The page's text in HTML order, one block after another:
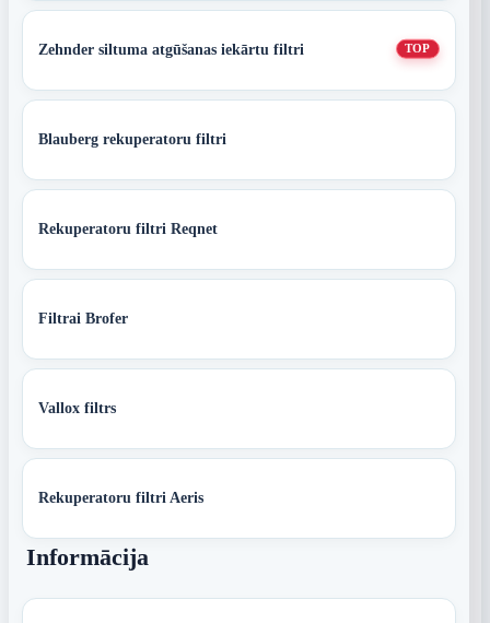
Zehnder siltuma atgūšanas iekārtu filtri TOP
Blauberg rekuperatoru filtri
Rekuperatoru filtri Reqnet
Filtrai Brofer
Vallox filtrs
Rekuperatoru filtri Aeris
Informācija